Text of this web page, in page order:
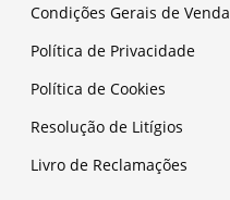
Condições Gerais de Venda
Política de Privacidade
Política de Cookies
Resolução de Litígios
Livro de Reclamações